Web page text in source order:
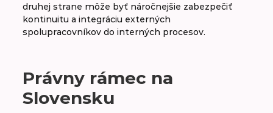
druhej strane môže byť náročnejšie zabezpečiť
kontinuitu a integráciu externých
spolupracovníkov do interných procesov.
Právny rámec na
Slovensku